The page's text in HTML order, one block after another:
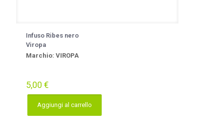
Infuso Ribes nero
Viropa
Marchio: VIROPA
5,00 €
Aggiungi al carrello